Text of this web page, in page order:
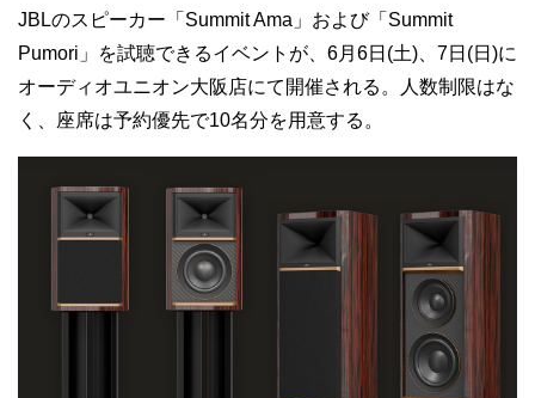
JBLのスピーカー「Summit Ama」および「Summit
Pumori」を試聴できるイベントが、6月6日(土)、7日(日)に
オーディオユニオン大阪店にて開催される。人数制限はな
く、座席は予約優先で10名分を用意する。